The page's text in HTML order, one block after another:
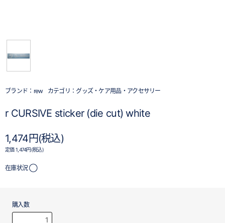
ブランド： rew カテゴリ： グッズ・ケア用品・アクセサリー
r CURSIVE sticker (die cut) white
1,474円(税込)
定価 1,474円(税込)
在庫状況 ◯
購入数